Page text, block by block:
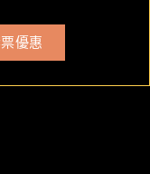
優惠